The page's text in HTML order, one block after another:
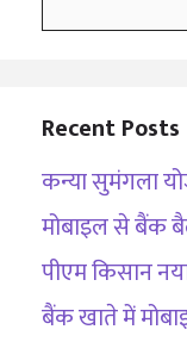
Recent Posts
कन्या सुमंगला
मोबाइल से
पीएम किसान
बैंक खाते में